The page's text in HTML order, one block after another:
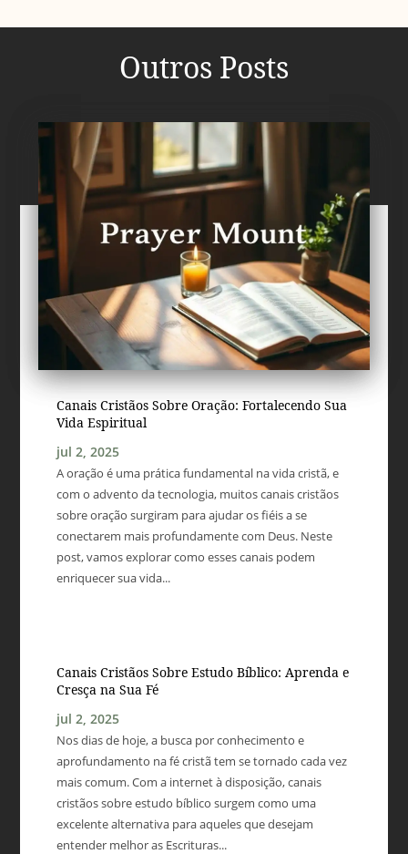
Outros Posts
Canais Cristãos Sobre Oração: Fortalecendo Sua
Vida Espiritual
jul 2, 2025
A oração é uma prática fundamental na vida cristã, e
com o advento da tecnologia, muitos canais cristãos
sobre oração surgiram para ajudar os fiéis a se
conectarem mais profundamente com Deus. Neste
post, vamos explorar como esses canais podem
enriquecer sua vida...
Canais Cristãos Sobre Estudo Bíblico: Aprenda e
Cresça na Sua Fé
jul 2, 2025
Nos dias de hoje, a busca por conhecimento e
aprofundamento na fé cristã tem se tornado cada vez
mais comum. Com a internet à disposição, canais
cristãos sobre estudo bíblico surgem como uma
excelente alternativa para aqueles que desejam
entender melhor as Escrituras...